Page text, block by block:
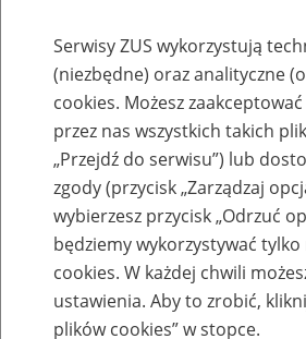
Emerytury
Baza zlikwidowanych
przekształconych
Serwisy ZUS wykorzystują
(niezbędne) oraz analityczne
cookies. Możesz
przez nas wszystkich takich
„Przejdź do serwisu”) lub
zgody (przycisk „Zarządzaj
wybierzesz przycisk „Odrzuć
będziemy wykorzystywać
cookies. W każdej chwili
ustawienia. Aby to zrobić,
plików cookies” w stopce.